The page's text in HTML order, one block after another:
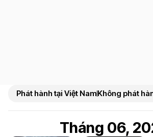
Phát hành tại Việt NamKhông phát
Tháng 06,